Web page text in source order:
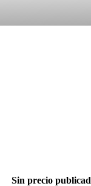
Sin precio